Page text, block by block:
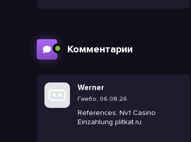
Комментарии
Werner
Гамбо, 06.08.26
References: Nv1 Casino
Einzahlung plitkat.ru